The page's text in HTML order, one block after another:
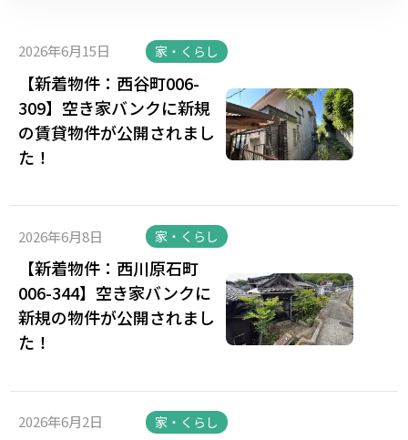
2026年6月15日 家・くらし
【新着物件：西谷町006-
309】空き家バンクに新規
の賃貸物件が公開されまし
た！
2026年6月8日 家・くらし
【新着物件：西川原石町
006-344】空き家バンクに
新規の物件が公開されまし
た！
2026年6月2日 家・くらし